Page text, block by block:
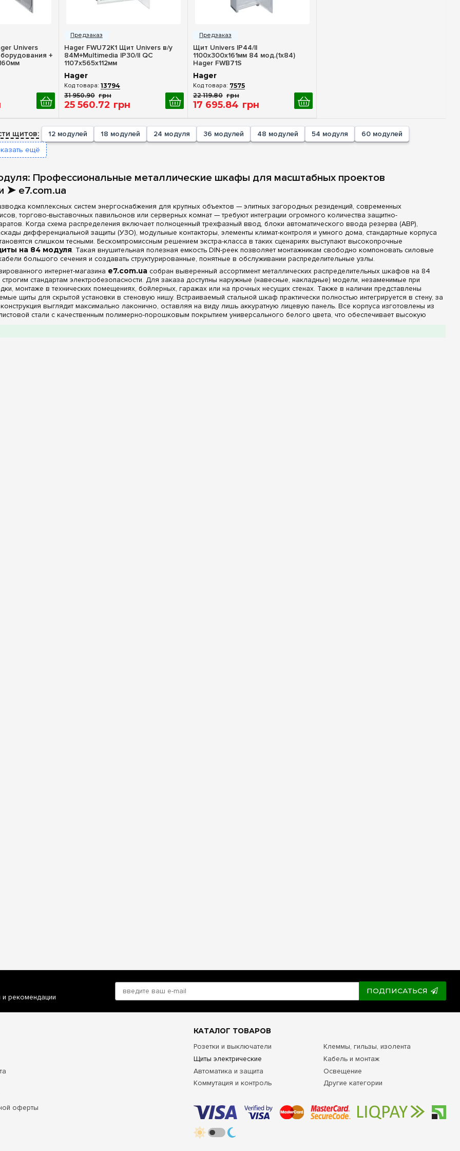
Univers
+
Hager FWU72K1 Щит Univers в/у
84M+Multimedia IP30/II QC
1107x565x112мм
Hager
13794
31 950.90 грн
25 560.72 грн
Щит Univers IP44/II
1100x300x161мм 84 мод.(1x84)
Hager FWB71S
Hager
7575
22 119.80 грн
17 695.84 грн
щитов: 12 модулей 18 модулей 24 модуля 36 модулей 48 модулей 54 модуля
60 модулей
ещё
Профессиональные металлические шкафы для масштабных проектов
➤ e7.com.ua
комплексных систем энергоснабжения для крупных объектов — элитных загородных резиденций, современных
торгово-выставочных павильонов или серверных комнат — требуют интеграции огромного количества защитно-
Когда схема распределения включает полноценный трехфазный ввод, блоки автоматического ввода резерва (АВР),
дифференциальной защиты (УЗО), модульные контакторы, элементы климат-контроля и умного дома, стандартные корпуса
слишком тесными. Бескомпромиссным решением экстра-класса в таких сценариях выступают высокопрочные
на 84 модуля. Такая внушительная полезная емкость DIN-реек позволяет монтажникам свободно компоновать силовые
большого сечения и создавать структурированные, понятные в обслуживании распределительные узлы.
интернет-магазина e7.com.ua собран выверенный ассортимент металлических распределительных шкафов на 84
стандартам электробезопасности. Для заказа доступны наружные (навесные, накладные) модели, незаменимые при
монтаже в технических помещениях, бойлерных, гаражах или на прочных несущих стенах. Также в наличии представлены
щиты для скрытой установки в стеновую нишу. Встраиваемый стальной шкаф практически полностью интегрируется в стену, за
выглядит максимально лаконично, оставляя на виду лишь аккуратную лицевую панель. Все корпуса изготовлены из
стали с качественным полимерно-порошковым покрытием универсального белого цвета, что обеспечивает высокую
(+2)
(+2)
(+1)
(+1)
и рекомендации
ПОДПИСАТЬСЯ
оферты
КАТАЛОГ ТОВАРОВ
Розетки и выключатели
Щиты электрические
Автоматика и защита
Коммутация и контроль
Клеммы, гильзы, изолента
Кабель и монтаж
Освещение
Другие категории